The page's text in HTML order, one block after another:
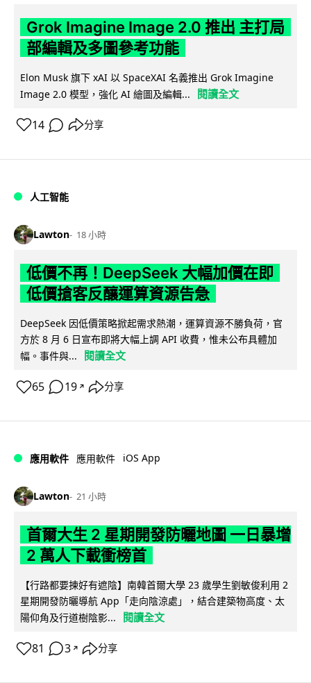
Grok Imagine Image 2.0 推出 主打局
部編輯及多圖參考功能
Elon Musk 旗下 xAI 以 SpaceXAI 名義推出 Grok Imagine
Image 2.0 模型，強化 AI 繪圖及編輯...
閱讀全文
14 分享
人工智能
Lawton 18 小時
低價不再！DeepSeek 大幅加價在即
低價搶客反釀運算資源告急
DeepSeek 因低價策略掀起需求熱潮，運算資源不勝負荷，官
方於 8 月 6 日宣布即將大幅上調 API 收費，惟未公布具體加
幅。事件與...
閱讀全文
65 19 ↗ 分享
應用軟件 應用軟件 iOS App
Lawton 21 小時
首爾大生 2 星期開發防曬地圖 一日暴增
2 萬人下載衝榜首
【行路都要揀好有遮陰】南韓首爾大學 23 歲學生劉敏俊利用 2
星期開發防曬導航 App「走向陰涼處」，結合建築物高度、太
陽仰角及行道樹陰影...
閱讀全文
81 3 ↗ 分享